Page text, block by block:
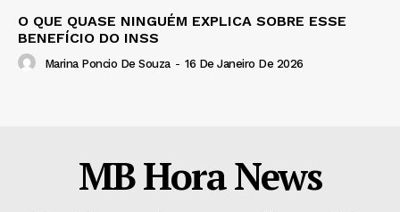
O QUE QUASE NINGUÉM EXPLICA SOBRE ESSE
BENEFÍCIO DO INSS
Marina Poncio De Souza - 16 De Janeiro De 2026
MB Hora News